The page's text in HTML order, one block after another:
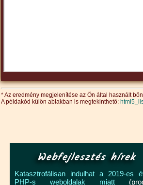
* Az eredmény megjelenítése az Ön által használt
A példakód külön ablakban is megtekinthető:
Webfejlesztés hírek
Katasztrofálisan indulhat a 2019-es
PHP-s weboldalak miatt